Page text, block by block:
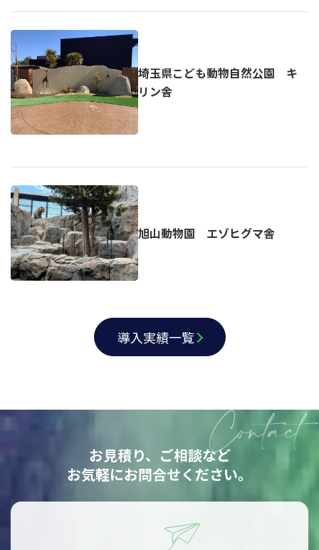
埼玉県こども動物自然公園 キ
リン舎
旭山動物園 エゾヒグマ舎
導入実績一覧
お見積り、ご相談など
お気軽にお問合せください。